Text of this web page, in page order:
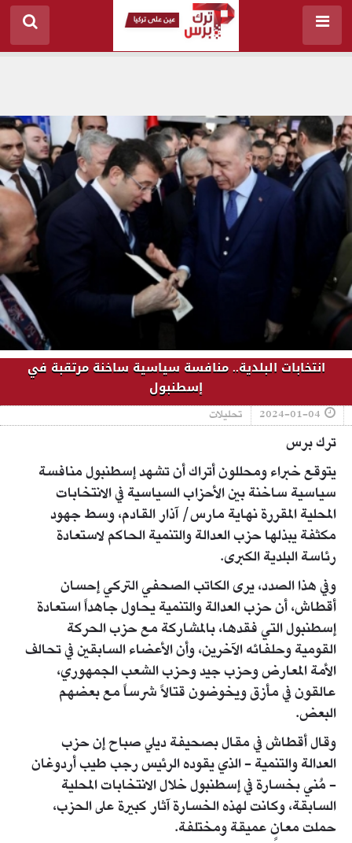
انتخابات البلدية.. منافسة سياسية ساخنة مرتقبة في
إسطنبول
2024-01-04 تحليلات
ترك برس
يتوقع خبراء ومحللون أتراك أن تشهد إسطنبول منافسة
سياسية ساخنة بين الأحزاب السياسية في الانتخابات
المحلية المقررة نهاية مارس/ آذار القادم، وسط جهود
مكثفة يبذلها حزب العدالة والتنمية الحاكم لاستعادة
رئاسة البلدية الكبرى.
وفي هذا الصدد، يرى الكاتب الصحفي التركي إحسان
أقطاش، أن حزب العدالة والتنمية يحاول جاهداً استعادة
إسطنبول التي فقدها، بالمشاركة مع حزب الحركة
القومية وحلفائه الآخرين، وأن الأعضاء السابقين في تحالف
الأمة المعارض وحزب جيد وحزب الشعب الجمهوري،
عالقون في مأزق ويخوضون قتالاً شرساً مع بعضهم
البعض.
وقال أقطاش في مقال بصحيفة ديلي صباح إن حزب
العدالة والتنمية - الذي يقوده الرئيس رجب طيب أردوغان
- مُني بخسارة في إسطنبول خلال الانتخابات المحلية
السابقة، وكانت لهذه الخسارة آثار كبيرة على الحزب،
حملت معانٍ عميقة ومختلفة.